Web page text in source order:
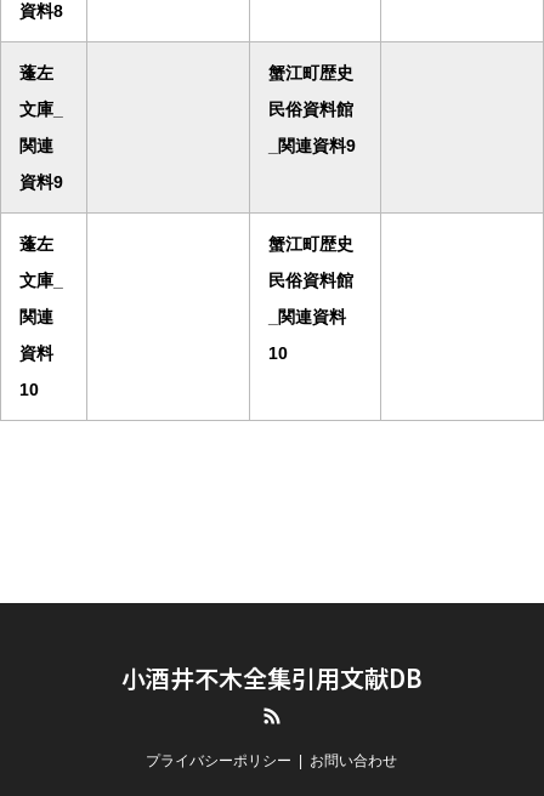
資料8
蓬左
文庫_
関連
資料9
蟹江町歴史
民俗資料館
_関連資料9
蓬左
文庫_
関連
資料
10
蟹江町歴史
民俗資料館
_関連資料
10
小酒井不木全集引用文献DB
プライバシーポリシー お問い合わせ